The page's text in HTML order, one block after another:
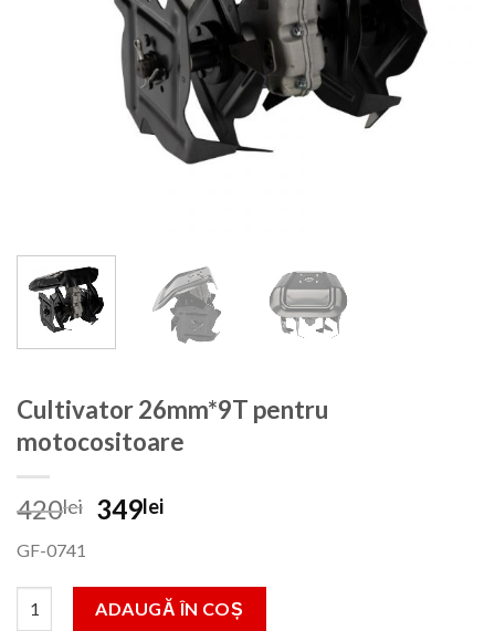
Cultivator 26mm*9T pentru
motocositoare
420lei Prețul
fost:
420lei.
349leiPrețul
349lei.
GF-0741
Cantitate Cultivator 26mm*9T pentru motocositoare
ADAUGĂ ÎN COȘ